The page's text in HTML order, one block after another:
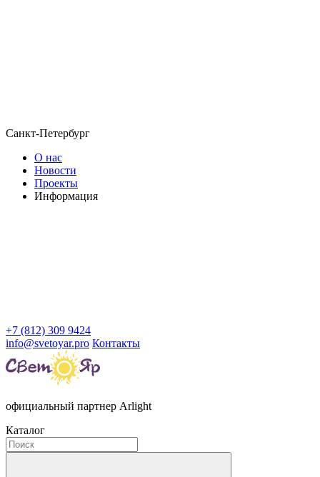
Санкт-Петербург
О нас
Новости
Проекты
Информация
+7 (812) 309 9424
info@svetoyar.pro Контакты
официальный партнер Arlight
Каталог